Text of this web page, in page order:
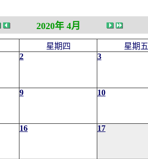
2020年 4月
星期四 星期五
2 3
9 10
16 17